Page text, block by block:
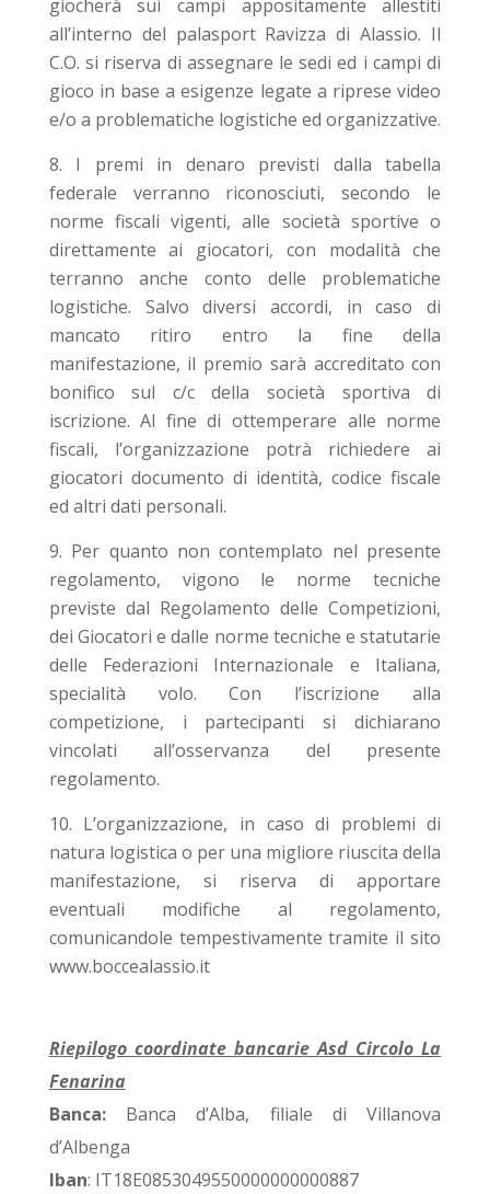
giocherà sui campi appositamente allestiti
all’interno del palasport Ravizza di Alassio. Il
C.O. si riserva di assegnare le sedi ed i campi di
gioco in base a esigenze legate a riprese video
e/o a problematiche logistiche ed organizzative.
I premi in denaro previsti dalla tabella
federale verranno riconosciuti, secondo le
norme fiscali vigenti, alle società sportive o
direttamente ai giocatori, con modalità che
terranno anche conto delle problematiche
logistiche. Salvo diversi accordi, in caso di
mancato ritiro entro la fine della
manifestazione, il premio sarà accreditato con
bonifico sul c/c della società sportiva di
iscrizione. Al fine di ottemperare alle norme
fiscali, l’organizzazione potrà richiedere ai
giocatori documento di identità, codice fiscale
ed altri dati personali.
Per quanto non contemplato nel presente
regolamento, vigono le norme tecniche
previste dal Regolamento delle Competizioni,
dei Giocatori e dalle norme tecniche e statutarie
delle Federazioni Internazionale e Italiana,
specialità volo. Con l’iscrizione alla
competizione, i partecipanti si dichiarano
vincolati all’osservanza del presente
regolamento.
L’organizzazione, in caso di problemi di
natura logistica o per una migliore riuscita della
manifestazione, si riserva di apportare
eventuali modifiche al regolamento,
comunicandole tempestivamente tramite il sito
www.boccealassio.it
Riepilogo coordinate bancarie Asd Circolo La
Fenarina
Banca: Banca d’Alba, filiale di Villanova
d’Albenga
Iban: IT18E0853049550000000000887